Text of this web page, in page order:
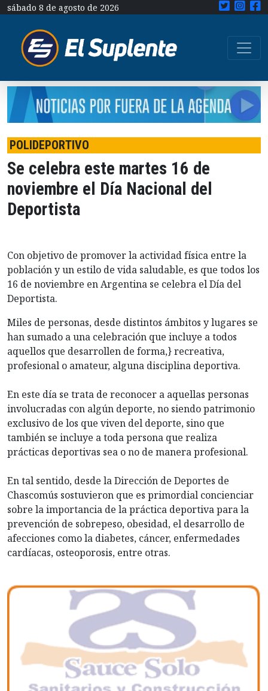
sábado 8 de agosto de 2026
POLIDEPORTIVO
Se celebra este martes 16 de
noviembre el Día Nacional del
Deportista
Con objetivo de promover la actividad física entre la
población y un estilo de vida saludable, es que todos los
16 de noviembre en Argentina se celebra el Día del
Deportista.
Miles de personas, desde distintos ámbitos y lugares se
han sumado a una celebración que incluye a todos
aquellos que desarrollen de forma,} recreativa,
profesional o amateur, alguna disciplina deportiva.
En este día se trata de reconocer a aquellas personas
involucradas con algún deporte, no siendo patrimonio
exclusivo de los que viven del deporte, sino que
también se incluye a toda persona que realiza
prácticas deportivas sea o no de manera profesional.
En tal sentido, desde la Dirección de Deportes de
Chascomús sostuvieron que es primordial concienciar
sobre la importancia de la práctica deportiva para la
prevención de sobrepeso, obesidad, el desarrollo de
afecciones como la diabetes, cáncer, enfermedades
cardíacas, osteoporosis, entre otras.